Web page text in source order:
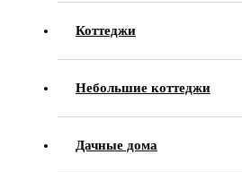
Коттеджи
Небольшие коттеджи
Дачные дома